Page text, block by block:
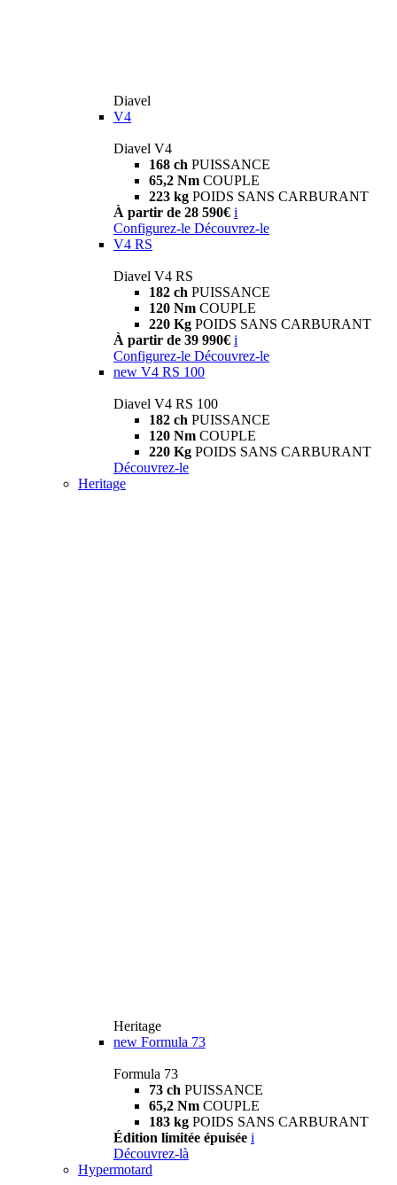
Diavel
V4
Diavel V4
168 ch PUISSANCE
65,2 Nm COUPLE
223 kg POIDS SANS CARBURANT
À partir de 28 590€ i
Configurez-le Découvrez-le
V4 RS
Diavel V4 RS
182 ch PUISSANCE
120 Nm COUPLE
220 Kg POIDS SANS CARBURANT
À partir de 39 990€ i
Configurez-le Découvrez-le
new V4 RS 100
Diavel V4 RS 100
182 ch PUISSANCE
120 Nm COUPLE
220 Kg POIDS SANS CARBURANT
Découvrez-le
Heritage
Heritage
new Formula 73
Formula 73
73 ch PUISSANCE
65,2 Nm COUPLE
183 kg POIDS SANS CARBURANT
Édition limitée épuisée i
Découvrez-là
Hypermotard